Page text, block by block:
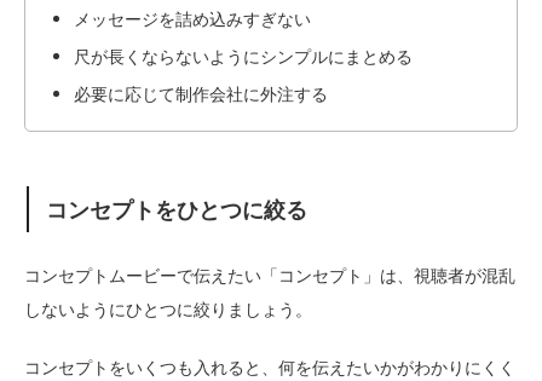
メッセージを詰め込みすぎない
尺が長くならないようにシンプルにまとめる
必要に応じて制作会社に外注する
コンセプトをひとつに絞る
コンセプトムービーで伝えたい「コンセプト」は、視聴者が混乱
しないようにひとつに絞りましょう。
コンセプトをいくつも入れると、何を伝えたいかがわかりにくく